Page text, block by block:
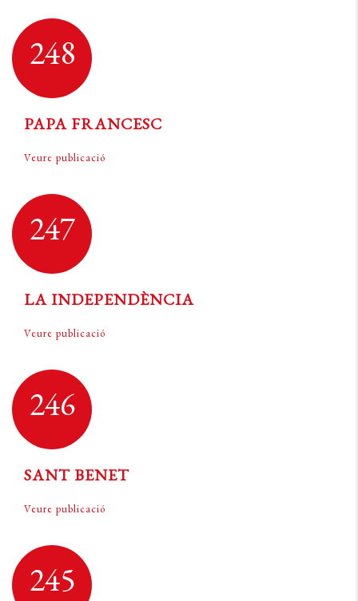
248
PAPA FRANCESC
Veure publicació
247
LA INDEPENDÈNCIA
Veure publicació
246
SANT BENET
Veure publicació
245